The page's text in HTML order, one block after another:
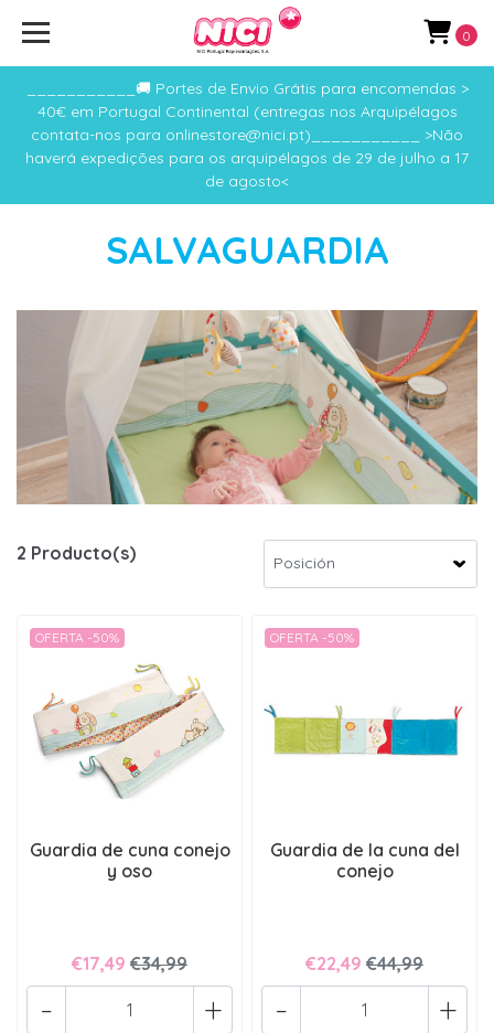
___________🚚 Portes de Envio Grátis para encomendas >
40€ em Portugal Continental (entregas nos Arquipélagos
contata-nos para onlinestore@nici.pt)___________ >Não
haverá expedições para os arquipélagos de 29 de julho a 17
de agosto<
0
SALVAGUARDIA
2 Producto(s)
OFERTA -50%
Guardia de cuna conejo
y oso
€17,49 €34,99
+
-
OFERTA -50%
Guardia de la cuna del
conejo
€22,49 €44,99
+
-